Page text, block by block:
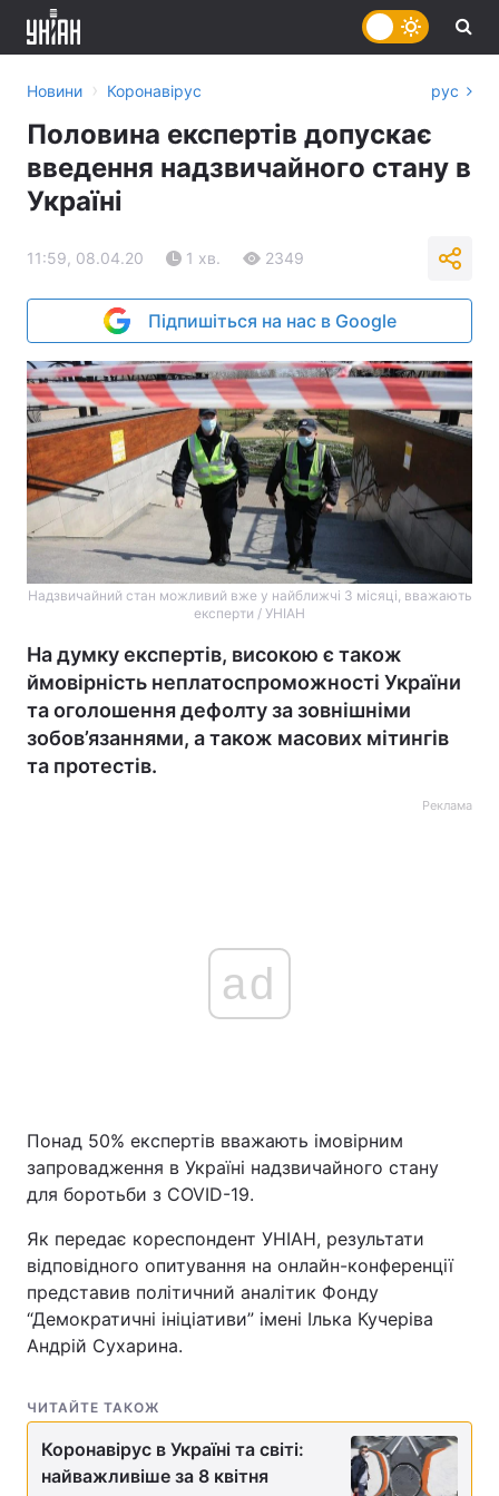
Україна Політика
Економіка
Спорт Наука
Техно і зв'язок Лайт
Зброя
Екологія Регіони
Новини › Коронавірус рус
Половина експертів допускає
введення надзвичайного стану в
Україні
11:59, 08.04.20 1 хв. 2349
Підпишіться на нас в Google
Надзвичайний стан можливий вже у найближчі 3 місяці, вважають
експерти / УНІАН
На думку експертів, високою є також
ймовірність неплатоспроможності України
та оголошення дефолту за зовнішніми
зобов’язаннями, а також масових мітингів
та протестів.
Реклама
ad
Понад 50% експертів вважають імовірним
запровадження в Україні надзвичайного стану
для боротьби з COVID-19.
Як передає кореспондент УНІАН, результати
відповідного опитування на онлайн-конференції
представив політичний аналітик Фонду
“Демократичні ініціативи” імені Ілька Кучеріва
Андрій Сухарина.
ЧИТАЙТЕ ТАКОЖ
Коронавірус в Україні та світі:
найважливіше за 8 квітня